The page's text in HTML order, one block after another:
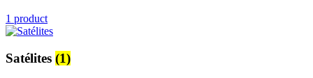
1 product
Satélites (1)